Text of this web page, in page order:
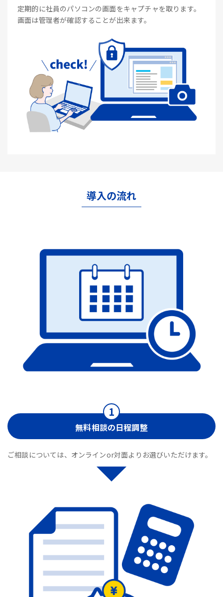
定期的に社員のパソコンの画面をキャプチャを取ります。
画面は管理者が確認することが出来ます。
導入の流れ
無料相談の日程調整
ご相談については、オンラインor対面よりお選びいただけます。